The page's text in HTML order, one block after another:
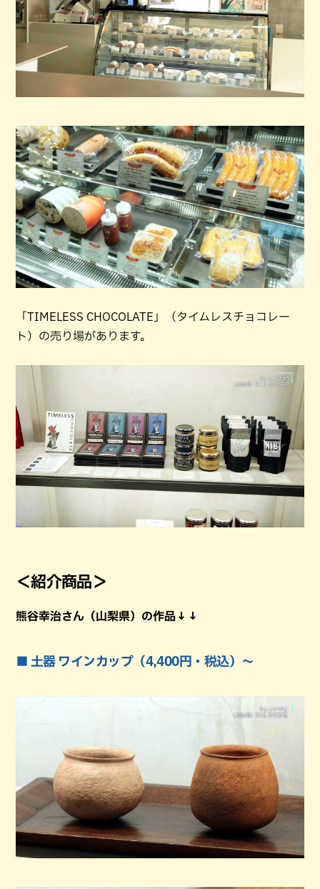
「TIMELESS CHOCOLATE」（タイムレスチョコレー
ト）の売り場があります。
＜紹介商品＞
熊谷幸治さん（山梨県）の作品↓↓
■ 土器 ワインカップ（4,400円・税込）～